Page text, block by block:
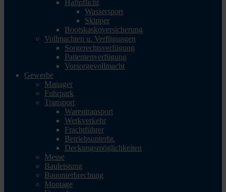
Haftpflicht
Wassersport
Skipper
Bootskaskoversicherung
Vollmachten u. Verfügungen
Sorgerechtsverfügung
Patientenverfügung
Vorsorgevollmacht
Gewerbe
Manager
Fuhrpark
Transport
Warentransport
Werkverkehr
Frachtführer
Betriebsunterbr.
Deckungsmöglichkeiten
Messe
Bauleistung
Bauunterbrechung
Montage